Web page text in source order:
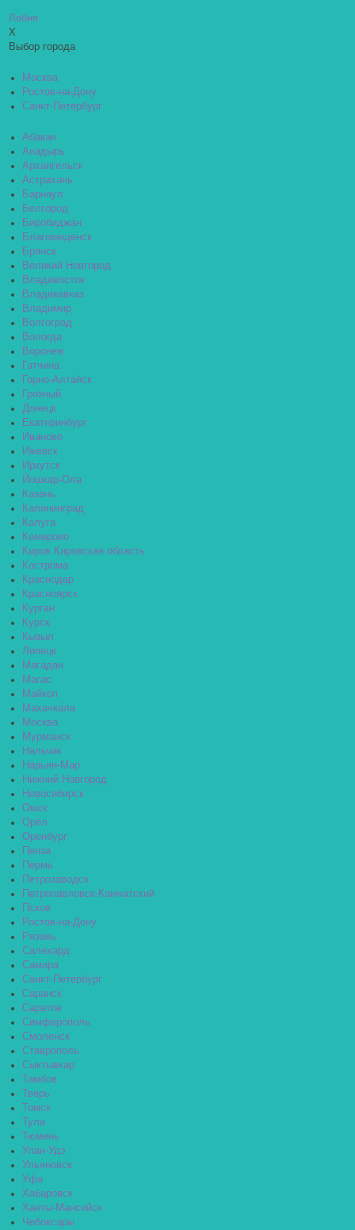
Лобня
X
Выбор города
Москва
Ростов-на-Дону
Санкт-Петербург
Абакан
Анадырь
Архангельск
Астрахань
Барнаул
Белгород
Биробиджан
Благовещенск
Брянск
Великий Новгород
Владивосток
Владикавказ
Владимир
Волгоград
Вологда
Воронеж
Гатчина
Горно-Алтайск
Грозный
Донецк
Екатеринбург
Иваново
Ижевск
Иркутск
Йошкар-Ола
Казань
Калининград
Калуга
Кемерово
Киров Кировская область
Кострома
Краснодар
Красноярск
Курган
Курск
Кызыл
Липецк
Магадан
Магас
Майкоп
Махачкала
Москва
Мурманск
Нальчик
Нарьян-Мар
Нижний Новгород
Новосибирск
Омск
Орёл
Оренбург
Пенза
Пермь
Петрозаводск
Петропавловск-Камчатский
Псков
Ростов-на-Дону
Рязань
Салехард
Самара
Санкт-Петербург
Саранск
Саратов
Симферополь
Смоленск
Ставрополь
Сыктывкар
Тамбов
Тверь
Томск
Тула
Тюмень
Улан-Удэ
Ульяновск
Уфа
Хабаровск
Ханты-Мансийск
Чебоксары